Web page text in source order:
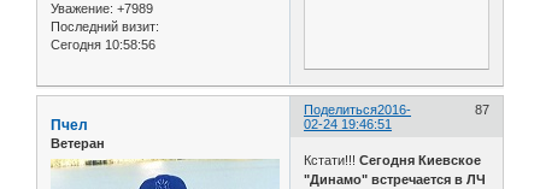
Уважение: +7989
Последний визит:
Сегодня 10:58:56
Поделиться 87
2016-
02-24 19:46:51
Пчел
Ветеран
Кстати!!!Сегодня Киевское
"Динамо" встречается в ЛЧ